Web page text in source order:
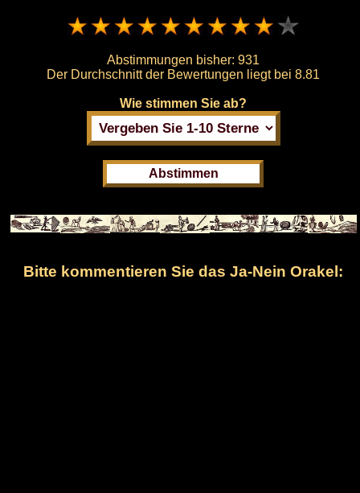
Abstimmungen bisher: 931
Der Durchschnitt der Bewertungen liegt bei 8.81
Wie stimmen Sie ab?
Bitte kommentieren Sie das Ja-Nein Orakel: